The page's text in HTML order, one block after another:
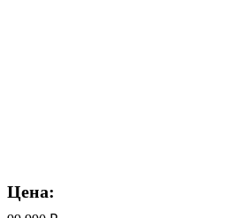
Цена: